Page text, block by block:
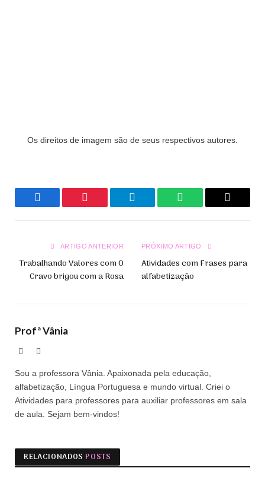
Os direitos de imagem são de seus respectivos autores.
Facebook Pinterest Telegrama WhatsAppCopiar
ARTIGO ANTERIOR
Trabalhando Valores com O
Cravo brigou com a Rosa
PRÓXIMO ARTIGO
Atividades com Frases para
alfabetização
Profª Vânia
Sou a professora Vânia. Apaixonada pela educação,
alfabetização, Língua Portuguesa e mundo virtual. Criei o
Atividades para professores para auxiliar professores em sala
de aula. Sejam bem-vindos!
RELACIONADOS POSTS